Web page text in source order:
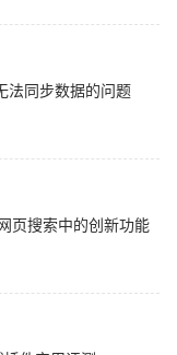
法同步数据的问题
页搜索中的创新功能